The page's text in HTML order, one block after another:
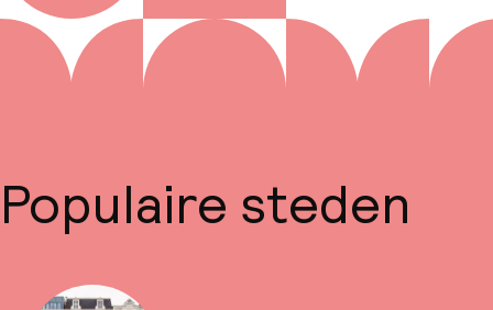
Populaire steden